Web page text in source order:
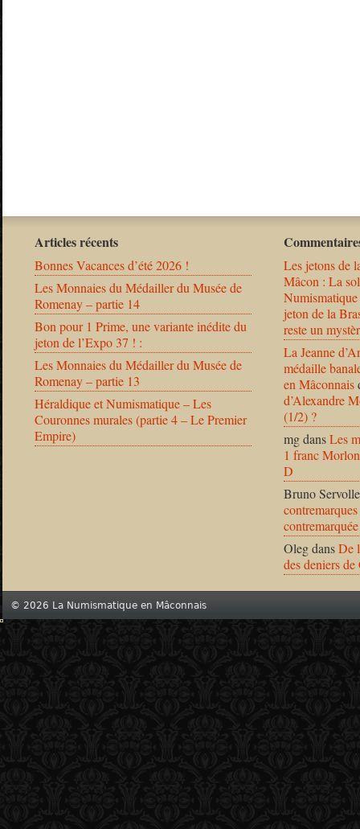
Articles récents
Bonnes Vacances d’été 2026 !
Les Monnaies du Médailler du Musée de
Romenay – partie 14
Bon pour 1 Prime, une variante inédite du
jeton de l’Expo 37 ! :
Les Monnaies du Médailler du Musée de
Romenay – partie 13
Héraldique et Numismatique – Les
Couronnes murales (partie 4 – Le Premier
Empire)
Les jetons de
Mâcon : La
jeton de la
reste un
La Jeanne
médaille
en Mâconnais
d’Alexandre
(1/2) ?
mgdansLes
1 franc
D
Bruno Servolle
OlegdansDe
des deniers
© 2026 La Numismatique en Mâconnais